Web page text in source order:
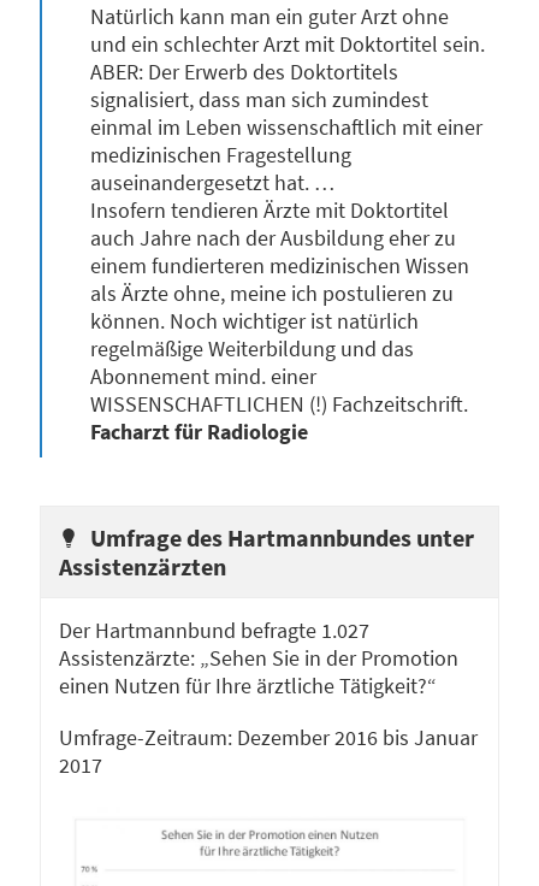
Natürlich kann man ein guter Arzt ohne
und ein schlechter Arzt mit Doktortitel sein.
ABER: Der Erwerb des Doktortitels
signalisiert, dass man sich zumindest
einmal im Leben wissenschaftlich mit einer
medizinischen Fragestellung
auseinandergesetzt hat. …
Insofern tendieren Ärzte mit Doktortitel
auch Jahre nach der Ausbildung eher zu
einem fundierteren medizinischen Wissen
als Ärzte ohne, meine ich postulieren zu
können. Noch wichtiger ist natürlich
regelmäßige Weiterbildung und das
Abonnement mind. einer
WISSENSCHAFTLICHEN (!) Fachzeitschrift.
Facharzt für Radiologie
Umfrage des Hartmannbundes unter
Assistenzärzten
Der Hartmannbund befragte 1.027
Assistenzärzte: „Sehen Sie in der Promotion
einen Nutzen für Ihre ärztliche Tätigkeit?“
Umfrage-Zeitraum: Dezember 2016 bis Januar
2017